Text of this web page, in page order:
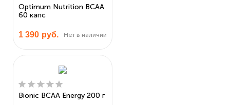
Optimum Nutrition BCAA
60 капс
1 390 руб. Нет в наличии
Bionic BCAA Energy 200 г